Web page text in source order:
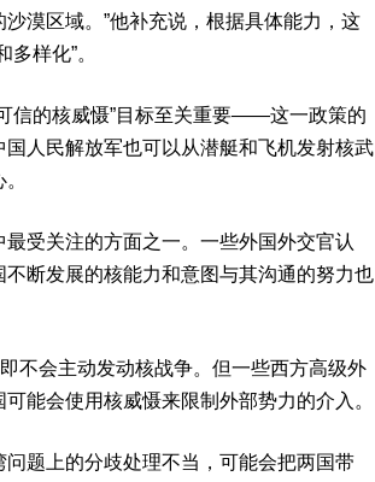
漠区域。”他补充说，根据具体能力，这
样化”。
信的核威慑”目标至关重要——这一政策的
人民解放军也可以从潜艇和飞机发射核武
受关注的方面之一。一些外国外交官认
断发展的核能力和意图与其沟通的努力也
不会主动发动核战争。但一些西方高级外
能会使用核威慑来限制外部势力的介入。
题上的分歧处理不当，可能会把两国带